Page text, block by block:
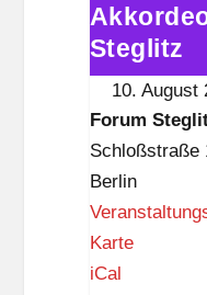
i
t
z
„600
Akkordeons"
im
Steglitz
10. August
Forum
Schloßstraße
Berlin
KarteF
iCal